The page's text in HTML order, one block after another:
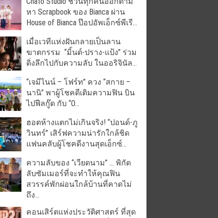
หา Scrapbook ของ Bianca ผ่าน
House of Bianca ป๊อปอัพเอ็กซ์พีเรี...
เมื่อเวทีแห่งฝันกลายเป็นลาน
ฆาตกรรม “มิ้นต์-ปราง-แป้ง” ร่วม
ดิ่งลึกไปกับความลับ ในออริจินัล...
“เจมีไนน์ – โฟร์ท” ควง “สกาย –
นานิ” พาผู้โชคดีเติมความฟิน บิน
ไปฟีลกู๊ด กับ “O...
ฮอตห้างแตกไม่เกินจริง! “ปอนด์-ภู
วินทร์” เสิร์ฟความน่ารักใกล้ชิด
แฟนคลับผู้โชคดีงานสุดเอ็กซ์...
ความลับของ “เวียดนาม” … พิกัด
ลับซัมเมอร์ที่จะทำให้คุณฟิน
สวรรค์พักผ่อนใกล้บ้านที่คาดไม่
ถึง...
คอนเสิร์ตแห่งประวัติศาสตร์ ที่สุด